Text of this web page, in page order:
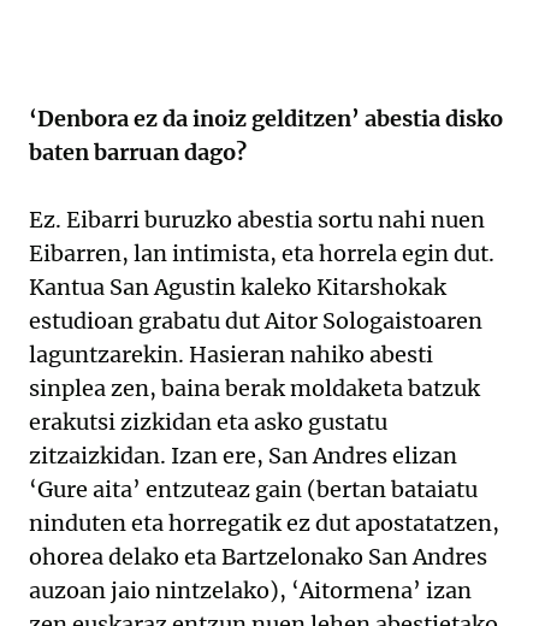
‘Denbora ez da inoiz gelditzen’ abestia disko
baten barruan dago?
Ez. Eibarri buruzko abestia sortu nahi nuen
Eibarren, lan intimista, eta horrela egin dut.
Kantua San Agustin kaleko Kitarshokak
estudioan grabatu dut Aitor Sologaistoaren
laguntzarekin. Hasieran nahiko abesti
sinplea zen, baina berak moldaketa batzuk
erakutsi zizkidan eta asko gustatu
zitzaizkidan. Izan ere, San Andres elizan
‘Gure aita’ entzuteaz gain (bertan bataiatu
ninduten eta horregatik ez dut apostatatzen,
ohorea delako eta Bartzelonako San Andres
auzoan jaio nintzelako), ‘Aitormena’ izan